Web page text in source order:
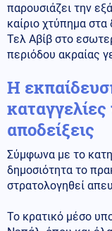
παρουσιάζει την
καίριο χτύπημα
Τελ Αβίβ στο
περιόδου ακραίας
Η
αποδείξεις
Σύμφωνα με το
δημοσιότητα το
στρατολογηθεί
Το κρατικό μέσο